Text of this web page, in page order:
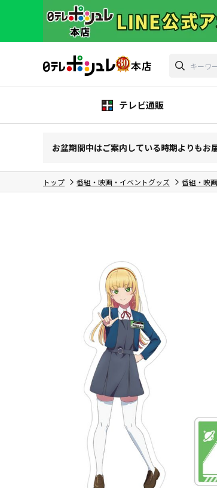
テレビ通販
お盆期間中はご案内している時期よりもお
トップ 番組・映画・イベントグッズ 番組・映